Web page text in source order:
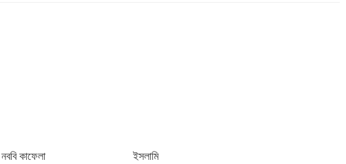
নববি কাফেলা
ইসলামি